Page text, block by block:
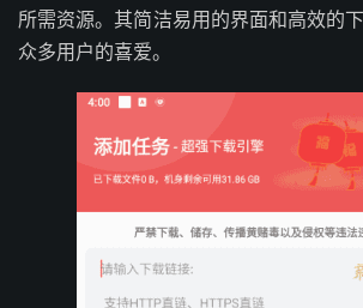
所需资源。其简洁易用的界面和高效的
众多用户的喜爱。